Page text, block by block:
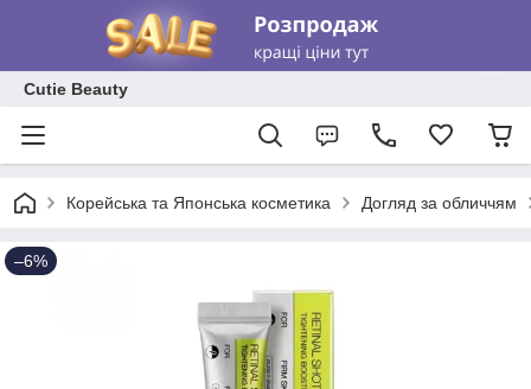
Cutie Beauty
Корейська та Японська косметика Догляд за обличчям
–6%